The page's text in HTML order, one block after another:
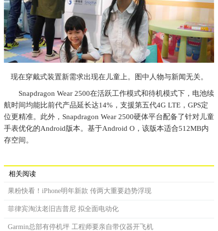
现在穿戴式装置新需求出现在儿童上。图中人物与新闻无关。
Snapdragon Wear 2500在活跃工作模式和待机模式下，电池续
航时间均能比前代产品延长达14%，支援第五代4G LTE，GPS定
位更精准。此外，Snapdragon Wear 2500硬体平台配备了针对儿童
手表优化的Android版本。基于Android O，该版本适合512MB内
存空间。
相关阅读
果粉快看！iPhone明年新款 传两大重要趋势浮现
菲律宾淘汰老旧吉普尼 拟全面电动化
Garmin总部有停机坪 工程师要亲自带仪器开飞机